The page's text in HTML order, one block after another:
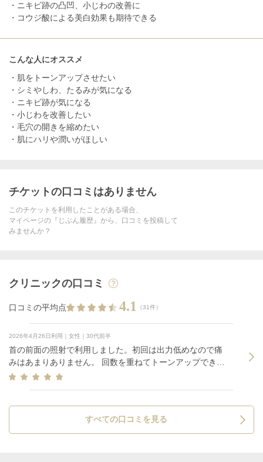
・ニキビ跡の凸凹、小じわの改善に
・コウジ酸による美白効果も期待できる
こんな人にオススメ
・肌をトーンアップさせたい
・シミやしわ、たるみが気になる
・ニキビ跡が気になる
・小じわを改善したい
・毛穴の開きを縮めたい
・肌にハリや潤いがほしい
チケットの口コミはありません
このチケットを利用したことがある場合、
マイページの『じぶん履歴』から、口コミを投稿して
みませんか？
クリニックの口コミ
口コミの平均点 4.1 （31件）
2026年4月26日利用｜女性｜30代前半
首の前面の照射で利用しました。初回は出力低めなので痛
みはあまりありません。 回数を重ねてトーンアップできれ
ば嬉しいです。
すべての口コミを見る